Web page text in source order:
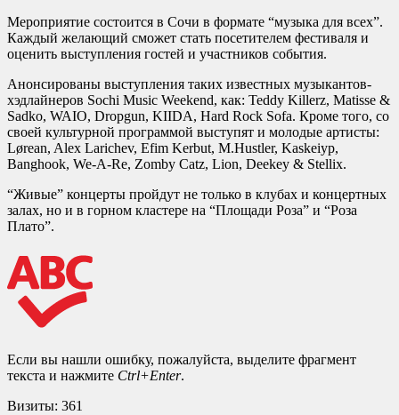
Мероприятие состоится в Сочи в формате “музыка для всех”.
Каждый желающий сможет стать посетителем фестиваля и
оценить выступления гостей и участников события.
Анонсированы выступления таких известных музыкантов-
хэдлайнеров Sochi Music Weekend, как: Teddy Killerz, Matisse &
Sadko, WAIO, Dropgun, KIIDA, Hard Rock Sofa. Кроме того, со
своей культурной программой выступят и молодые артисты:
Lørean, Alex Larichev, Efim Kerbut, M.Hustler, Kaskeiyp,
Banghook, We-A-Re, Zomby Catz, Lion, Deekey & Stellix.
“Живые” концерты пройдут не только в клубах и концертных
залах, но и в горном кластере на “Площади Роза” и “Роза
Плато”.
Если вы нашли ошибку, пожалуйста, выделите фрагмент
текста и нажмите Ctrl+Enter.
Визиты: 361